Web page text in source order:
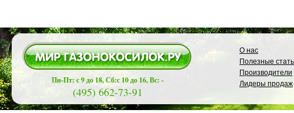
Пн-Пт: с 9 до 18, Сб:с 10 до 16, Вс: -
(495) 662-73-91
О нас
Полезные
Производители
Лидеры продаж